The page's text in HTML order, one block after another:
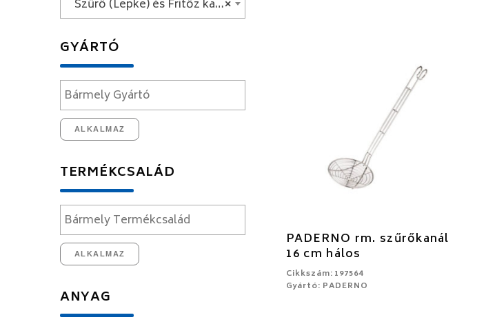
×
Szűrő (Lepke) és Fritőz kanalak
GYÁRTÓ
ALKALMAZ
TERMÉKCSALÁD
ALKALMAZ
ANYAG
PADERNO rm. szűrőkanál
16 cm hálos
Cikkszám: 197564
Gyártó: PADERNO